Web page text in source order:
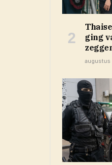
ging
augustus